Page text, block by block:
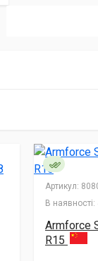
Артикул:
В наявності:
Armforce
R15